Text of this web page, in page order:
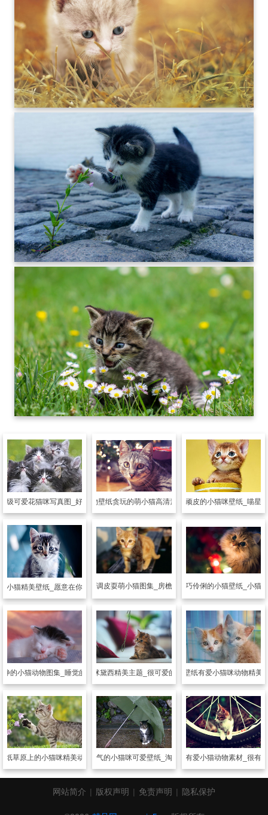
超级可爱花猫咪写真图_好看的小猫咪
动物壁纸贪玩的萌小猫高清素材
动物壁纸灵活顽皮的小猫咪壁纸_喵星
小猫精美壁纸_愿意在你背后给你安慰
动物壁纸 调皮耍萌小猫图集_房檐上的小猫
动物壁纸 乖巧伶俐的小猫壁纸_小猫
静的小猫动物图集_睡觉的样子好有爱
动物壁纸 猫咪黛西精美主题_很可爱的小猫咪黛西
动物壁纸有爱小猫咪动物精美
纸草原上的小猫咪精美动物素材
动物壁纸 淘气的小猫咪可爱壁纸_淘气鬼小猫咪
动物壁纸 有爱小猫动物素材_很有
网站简介 | 版权声明 | 免责声明 | 隐私保护